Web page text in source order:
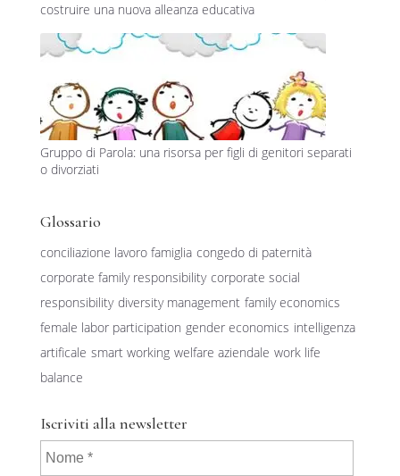
costruire una nuova alleanza educativa
Gruppo di Parola: una risorsa per figli di genitori separati
o divorziati
Glossario
conciliazione lavoro famiglia congedo di paternità
corporate family responsibility corporate social
responsibility diversity management family economics
female labor participation gender economics intelligenza
artificale smart working welfare aziendale work life
balance
Iscriviti alla newsletter